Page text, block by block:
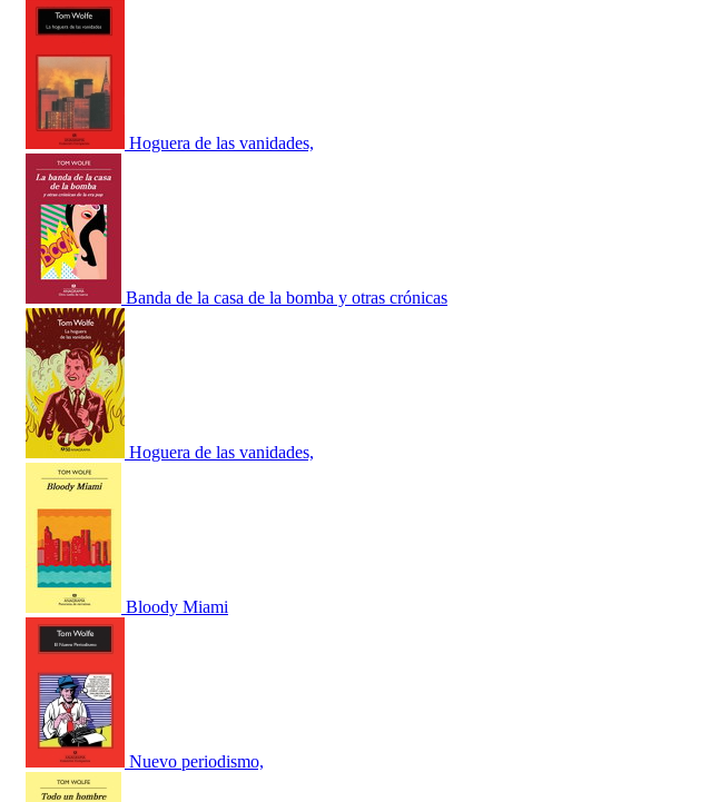
Hoguera de las vanidades,
Banda de la casa de la bomba y otras crónicas
Hoguera de las vanidades,
Bloody Miami
Nuevo periodismo,